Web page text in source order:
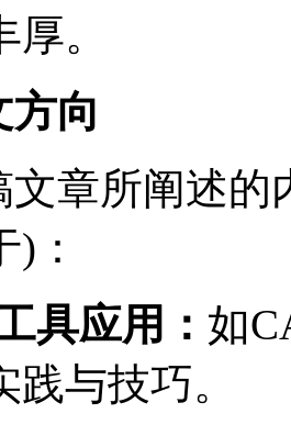
。
方向
文章所阐述的
：
具应用： 如
与技巧。